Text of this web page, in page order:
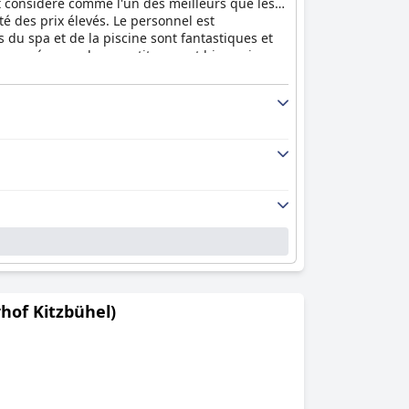
des prix élevés. Le personnel est
du spa et de la piscine sont fantastiques et
que leurs petits seront bien pris en
d'enfants. L'hôtel accepte les chiens et
et hautement recommandé pour un séjour
Kitzbühel)